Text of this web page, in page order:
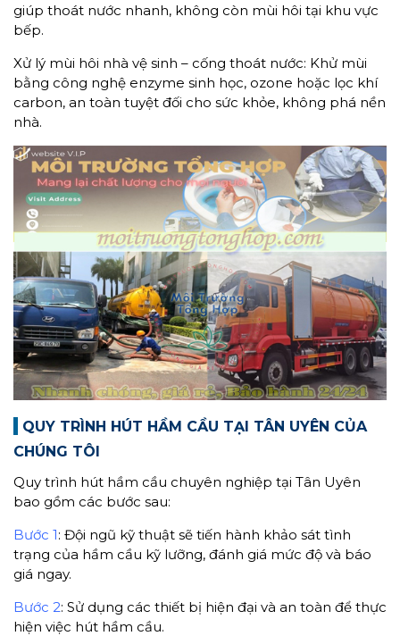
giúp thoát nước nhanh, không còn mùi hôi tại khu vực
bếp.
Xử lý mùi hôi nhà vệ sinh – cống thoát nước: Khử mùi
bằng công nghệ enzyme sinh học, ozone hoặc lọc khí
carbon, an toàn tuyệt đối cho sức khỏe, không phá nền
nhà.
QUY TRÌNH HÚT HẦM CẦU TẠI TÂN UYÊN CỦA
CHÚNG TÔI
Quy trình hút hầm cầu chuyên nghiệp tại Tân Uyên
bao gồm các bước sau:
Bước 1: Đội ngũ kỹ thuật sẽ tiến hành khảo sát tình
trạng của hầm cầu kỹ lưỡng, đánh giá mức độ và báo
giá ngay.
Bước 2: Sử dụng các thiết bị hiện đại và an toàn để thực
hiện việc hút hầm cầu.